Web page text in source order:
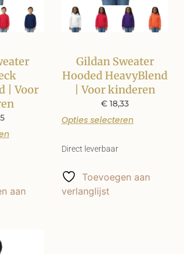
| Voor
aan
Gildan Sweater
Hooded HeavyBlend
| Voor kinderen
€ 18,33
Opties selecteren
Direct leverbaar
Toevoegen aan
verlanglijst